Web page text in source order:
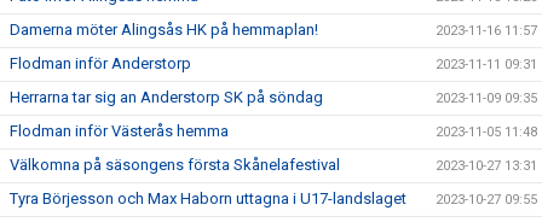
Damerna möter Alingsås HK på hemmaplan! 2023-11-16 11:57
Flodman inför Anderstorp 2023-11-11 09:31
Herrarna tar sig an Anderstorp SK på söndag 2023-11-09 09:35
Flodman inför Västerås hemma 2023-11-05 11:48
Välkomna på säsongens första Skånelafestival 2023-10-27 13:31
Tyra Börjesson och Max Haborn uttagna i U17-landslaget 2023-10-27 09:55